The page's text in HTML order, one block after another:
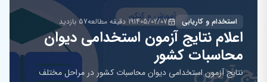
استخدام و کاریابی 1405/02/0719 دقیقه مطالعه 57 بازدید
اعلام نتایج آزمون استخدامی دیوان
محاسبات کشور
نتایج آزمون استخدامی دیوان محاسبات کشور در مراحل مختلف